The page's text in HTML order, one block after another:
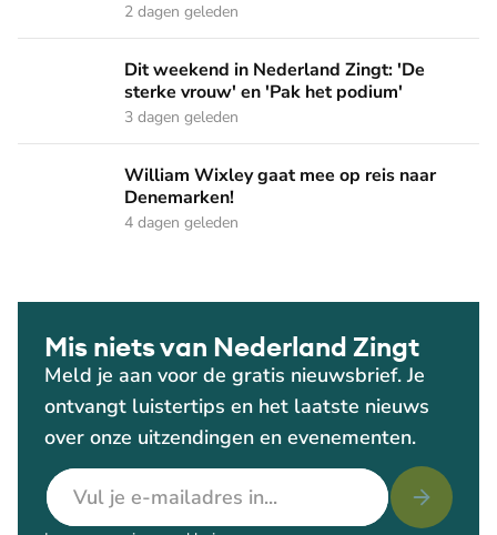
2 dagen geleden
Dit weekend in Nederland Zingt: 'De sterke vrouw' en 'Pak
Dit weekend in Nederland Zingt: 'De
sterke vrouw' en 'Pak het podium'
3 dagen geleden
William Wixley gaat mee op reis naar Denemarken!
William Wixley gaat mee op reis naar
Denemarken!
4 dagen geleden
Mis niets van Nederland Zingt
Meld je aan voor de gratis nieuwsbrief. Je
ontvangt luistertips en het laatste nieuws
over onze uitzendingen en evenementen.
E-mailadres